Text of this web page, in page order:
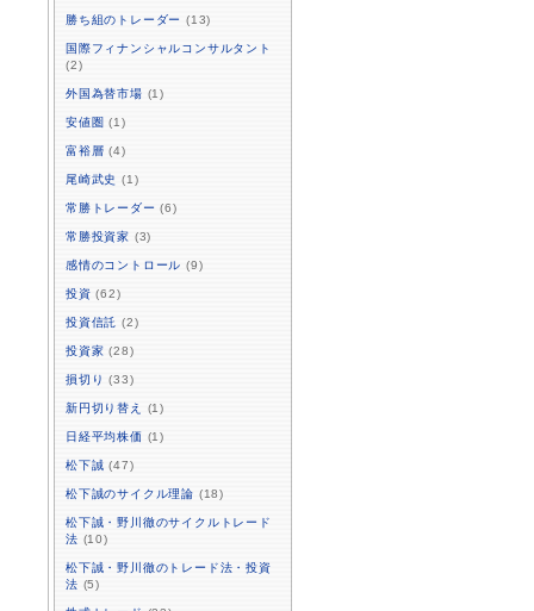
勝ち組のトレーダー (13)
国際フィナンシャルコンサルタント
(2)
外国為替市場 (1)
安値圏 (1)
富裕層 (4)
尾崎武史 (1)
常勝トレーダー (6)
常勝投資家 (3)
感情のコントロール (9)
投資 (62)
投資信託 (2)
投資家 (28)
損切り (33)
新円切り替え (1)
日経平均株価 (1)
松下誠 (47)
松下誠のサイクル理論 (18)
松下誠・野川徹のサイクルトレード
法 (10)
松下誠・野川徹のトレード法・投資
法 (5)